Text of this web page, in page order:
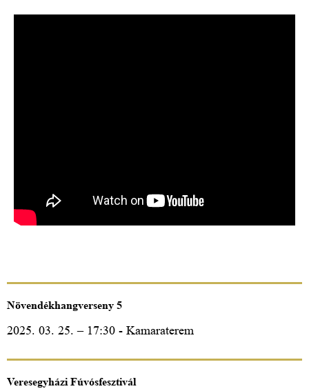
Növendékhangverseny 5
2025. 03. 25. – 17:30 - Kamaraterem
Veresegyházi Fúvósfesztivál